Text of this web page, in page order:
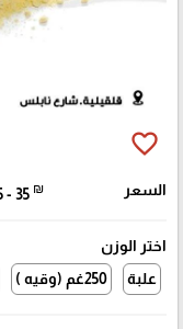
favorite_border
السعر - 35 ₪
اختر الوزن
علبة
250غم (وقيه )